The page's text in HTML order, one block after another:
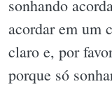
sonhando
acordar em um
claro e, por
porque só